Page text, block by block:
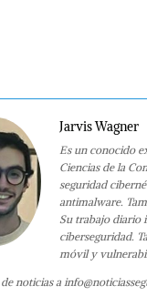
Jarvis Wagner
Es un conocido
Ciencias de la
seguridad
antimalware.
Su trabajo diario
ciberseguridad.
móvil y
noticias a